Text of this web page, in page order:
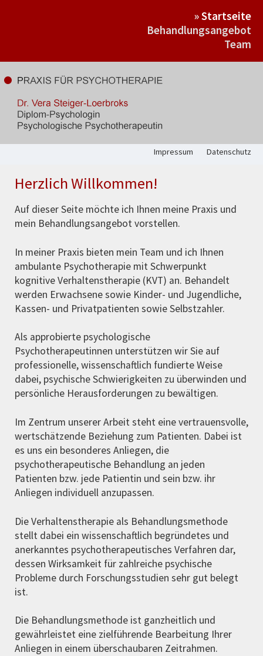
Startseite
Behandlungsangebot
Team
Impressum Datenschutz
Herzlich Willkommen!
Auf dieser Seite möchte ich Ihnen meine Praxis und
mein Behandlungsangebot vorstellen.
In meiner Praxis bieten mein Team und ich Ihnen
ambulante Psychotherapie mit Schwerpunkt
kognitive Verhaltenstherapie (KVT) an. Behandelt
werden Erwachsene sowie Kinder- und Jugendliche,
Kassen- und Privatpatienten sowie Selbstzahler.
Als approbierte psychologische
Psychotherapeutinnen unterstützen wir Sie auf
professionelle, wissenschaftlich fundierte Weise
dabei, psychische Schwierigkeiten zu überwinden und
persönliche Herausforderungen zu bewältigen.
Im Zentrum unserer Arbeit steht eine vertrauensvolle,
wertschätzende Beziehung zum Patienten. Dabei ist
es uns ein besonderes Anliegen, die
psychotherapeutische Behandlung an jeden
Patienten bzw. jede Patientin und sein bzw. ihr
Anliegen individuell anzupassen.
Die Verhaltenstherapie als Behandlungsmethode
stellt dabei ein wissenschaftlich begründetes und
anerkanntes psychotherapeutisches Verfahren dar,
dessen Wirksamkeit für zahlreiche psychische
Probleme durch Forschungsstudien sehr gut belegt
ist.
Die Behandlungsmethode ist ganzheitlich und
gewährleistet eine zielführende Bearbeitung Ihrer
Anliegen in einem überschaubaren Zeitrahmen.